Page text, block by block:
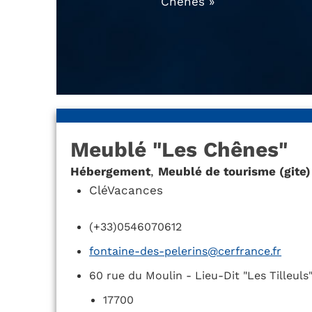
Meublé "Les Chênes"
Hébergement, Meublé de tourisme (gite)
CléVacances
(+33)0546070612
fontaine-des-pelerins@cerfrance.fr
60 rue du Moulin - Lieu-Dit "Les
17700